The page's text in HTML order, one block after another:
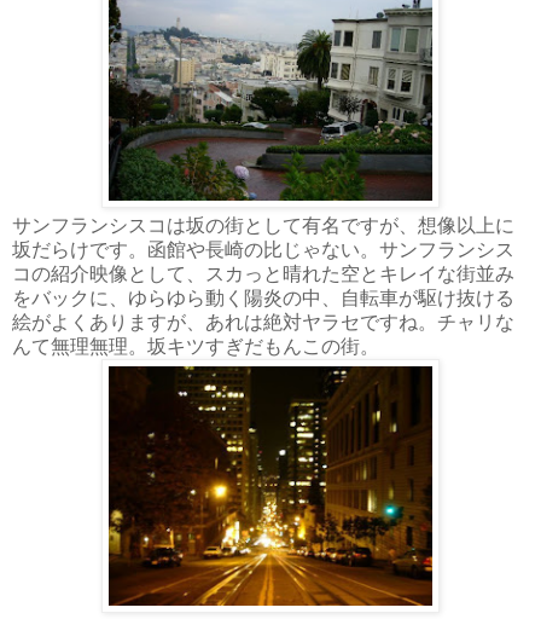
サンフランシスコは坂の街として有名ですが、想像以上に
坂だらけです。函館や長崎の比じゃない。サンフランシス
コの紹介映像として、スカっと晴れた空とキレイな街並み
をバックに、ゆらゆら動く陽炎の中、自転車が駆け抜ける
絵がよくありますが、あれは絶対ヤラセですね。チャリな
んて無理無理。坂キツすぎだもんこの街。